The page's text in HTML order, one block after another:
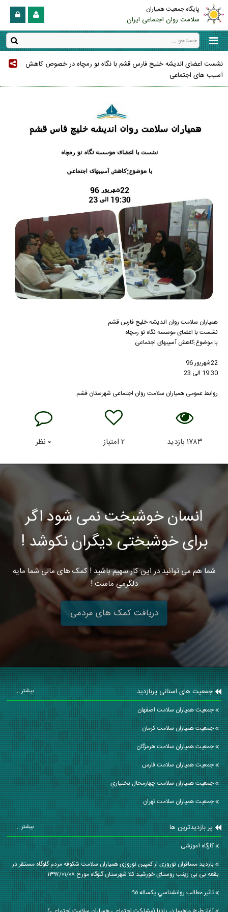
پایگاه جمعیت همیاران
سلامت روان اجتماعی ایران
نشست اعضای اندیشه خلیج فارس قشم با نگاه نو رمچاه در خصوص کاهش
آسیب های اجتماعی
همیاران سلامت روان اندیشه خلیج فارس قشم
نشست با اعضای موسسه نگاه نو رمچاه
با موضوع:کاهش آسیبهای اجتماعی
22شهریور 96
19:30 الی 23
روابط عمومی همیاران سلامت روان اجتماعی شهرستان قشم
۱۷۸۳ بازدید ۲ امتیاز ۰ نظر
انسان خوشبخت نمی شود اگر
برای خوشبختی دیگران نکوشد !
شما هم می توانید در این کار سهیم باشید ! کمک های مالی شما مایه
دلگرمی ماست !
دریافت کمک های مردمی
جمعیت های استانی پربازدید بیشتر ...
جمعیت همیاران سلامت اصفهان
جمعیت همیاران سلامت كرمان
جمعیت همیاران سلامت هرمزگان
جمعیت همیاران سلامت فارس
جمعیت همیاران سلامت چهارمحال بختياري
جمعیت همیاران سلامت تهران
پر بازدیدترین ها بیشتر ...
کارگاه آموزشی
بازدید مسافران نوروزی از کمپین نوروزی همیاران سلامت شکوفه مردم گلوگاه مستقر در
بقعه بی بی زینب روستای خورشید کلا شهرستان گلوگاه مورخ ۱۳۹۷/۰۱/۰۸
تاثير مطالب روانشناسي يكساله ٩٥